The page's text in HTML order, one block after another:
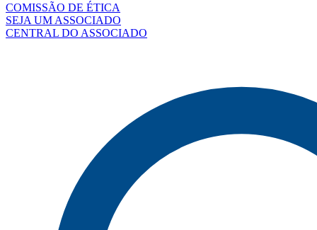
COMISSÃO DE ÉTICA
SEJA UM ASSOCIADO
CENTRAL DO ASSOCIADO